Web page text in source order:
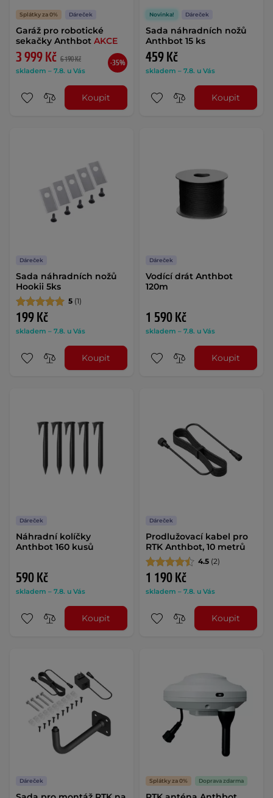
Splátky za 0% Dáreček
Garáž pro robotické
sekačky Anthbot AKCE
3 999 Kč 6 190 Kč
skladem – 7.8. u Vás
-35%
Koupit
Novinka! Dáreček
Sada náhradních nožů
Anthbot 15 ks
459 Kč
skladem – 7.8. u Vás
Koupit
Dáreček
Sada náhradních nožů
Hookii 5ks
5 (1)
199 Kč
skladem – 7.8. u Vás
Koupit
Dáreček
Vodící drát Anthbot
120m
1 590 Kč
skladem – 7.8. u Vás
Koupit
Dáreček
Náhradní kolíčky
Anthbot 160 kusů
590 Kč
skladem – 7.8. u Vás
Koupit
Dáreček
Prodlužovací kabel pro
RTK Anthbot, 10 metrů
4.5 (2)
1 190 Kč
skladem – 7.8. u Vás
Koupit
Dáreček Splátky za 0% Doprava zdarma